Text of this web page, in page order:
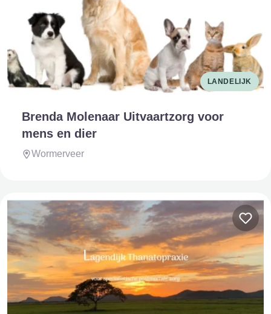
LANDELIJK
Brenda Molenaar Uitvaartzorg voor
mens en dier
Wormerveer